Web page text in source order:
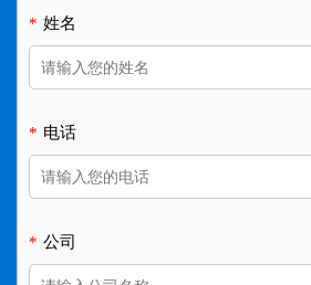
* 姓名
* 电话
* 公司